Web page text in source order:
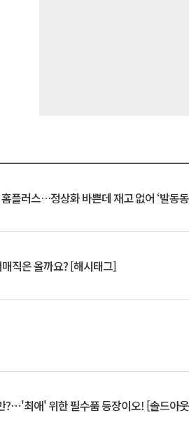
플러스…정상화 바쁜데 재고 없어 ‘발동
직은 올까요? [해시태그]
?⋯'최애' 위한 필수품 등장이오! [솔드아